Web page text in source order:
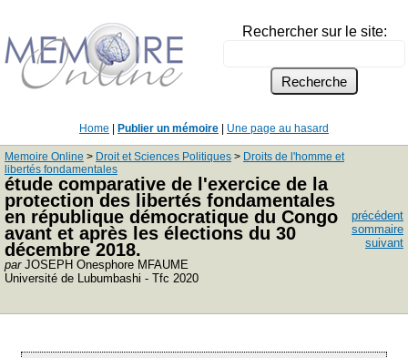
Rechercher sur le site:
Home Publier un mémoire Une page au hasard
Memoire Online > Droit et Sciences Politiques > Droits de l'homme et
libertés fondamentales
étude comparative de l'exercice de la
protection des libertés fondamentales
en république démocratique du Congo
avant et après les élections du 30
décembre 2018.
parJOSEPH Onesphore MFAUME
Université de Lubumbashi - Tfc 2020
précédent
sommaire
suivant